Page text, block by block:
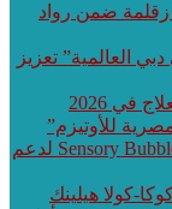
ضمن رواد
العالمية” تعزيز
2026
للأوتيزم”
تكشف عن أحدث ابتكارات هذا العام الـ Sensory Bubble لدعم
هيلينك